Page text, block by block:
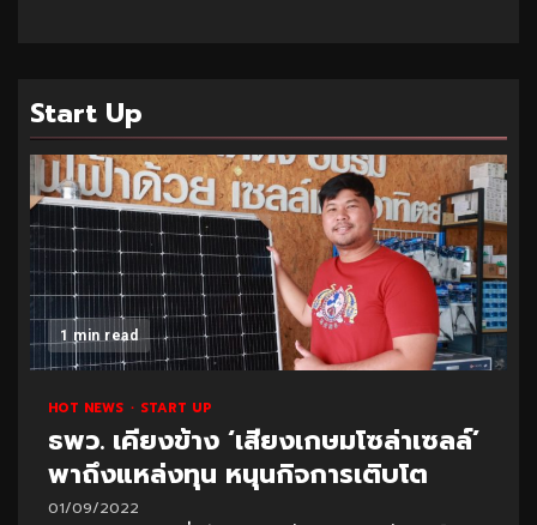
Start Up
1 min read
HOT NEWS START UP
ธพว. เคียงข้าง ‘เสียงเกษมโซล่าเซลล์’
พาถึงแหล่งทุน หนุนกิจการเติบโต
01/09/2022